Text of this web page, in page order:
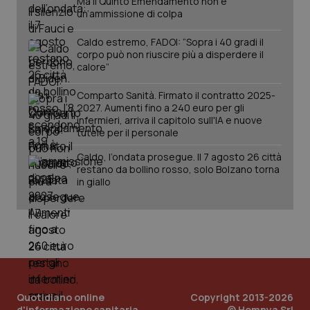
Salute orale & impianti
Sangue & coagulazione
Tiroide
Tumore al seno
Tumore ovarico
Tumori del Polmone & Testa Collo
Tumori gastrointestinali
Ulcera & Reflusso
Vaccini
un’ammissione di colpa
Caldo estremo, FADOI: “Sopra i 40 gradi il
corpo può non riuscire più a disperdere il
calore”
Comparto Sanità. Firmato il contratto 2025-
2027. Aumenti fino a 240 euro per gli
infermieri, arriva il capitolo sull'IA e nuove
tutele per il personale
Caldo, l’ondata prosegue. Il 7 agosto 26 città
restano da bollino rosso, solo Bolzano torna
in giallo
Quotidiano online
Copyright 2013-2026
CookieScriptConsent
CookieScript
www.quotidianosanita.it
tracking-sites-ironfish-
tracking-enable
2